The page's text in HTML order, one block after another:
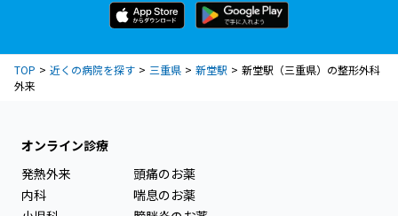
TOP 近くの病院を探す 三重県 新堂駅
新堂駅（三重県）の整形外科
外来
オンライン診療
発熱外来
内科
頭痛のお薬
喘息のお薬